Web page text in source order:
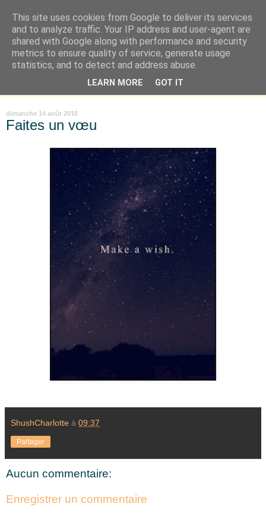
Là où je suis née
"Les temps sont durs pour les rêveurs" mais shush shush,
j'ai le cœur à l'affût et j'ouvre mon carnet de peau. « Soyez
vous-même, tous les autres sont déjà pris. » Oscar Wilde
dimanche 14 août 2016
Faites un vœu
ShushCharlotte à 09:37
Partager
Aucun commentaire:
Enregistrer un commentaire
This site uses cookies from Google to deliver its services
and to analyze traffic. Your IP address and user-agent are
shared with Google along with performance and security
metrics to ensure quality of service, generate usage
statistics, and to detect and address abuse.
LEARN MORE GOT IT